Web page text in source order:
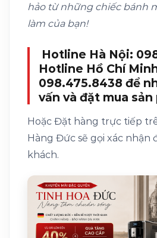
hảo từ những chiếc bánh
làm của bạn!
Hotline Hà Nội:
Hotline Hồ Chí
098.475.8438 để
vấn và đặt mua sản
Hoặc Đặt hàng trực tiếp
Hàng Đức sẽ gọi xác nhận
khách.